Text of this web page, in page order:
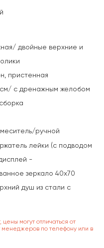
двойные верхние и
пристенная
см/ с дренажным желобом
ручной
лейки (с подводом
-
зеркало 40x70
душ из стали с
могут отличаться от
менеджеров по телефону или в